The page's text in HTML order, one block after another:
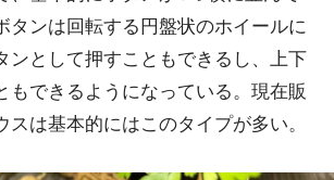
タンは回転する円盤状のホイールに
ンとして押すこともできるし、上下
もできるようになっている。現在販
スは基本的にはこのタイプが多い。